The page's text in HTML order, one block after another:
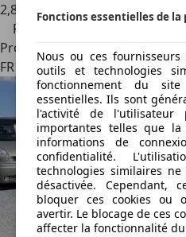
2,8
Prix réduit
Professionnel
FR 57270Uckange
Fonctions essentielles de la
Nous ou ces
outils et technologies
fonctionnement du
essentielles. Ils sont
l'activité de l'utilisateur
importantes telles que
informations de
confidentialité.
technologies similaires
désactivée. Cependant,
bloquer ces cookies ou
avertir. Le blocage de ces
affecter la fonctionnalité